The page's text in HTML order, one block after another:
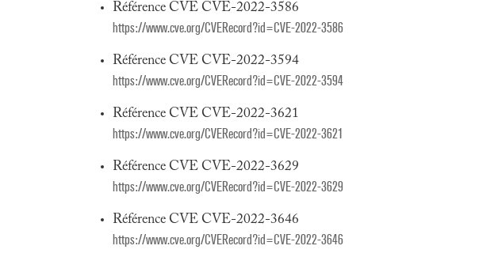
Référence CVE CVE-2022-3586
https://www.cve.org/CVERecord?id=CVE-2022-3586
Référence CVE CVE-2022-3594
https://www.cve.org/CVERecord?id=CVE-2022-3594
Référence CVE CVE-2022-3621
https://www.cve.org/CVERecord?id=CVE-2022-3621
Référence CVE CVE-2022-3629
https://www.cve.org/CVERecord?id=CVE-2022-3629
Référence CVE CVE-2022-3646
https://www.cve.org/CVERecord?id=CVE-2022-3646